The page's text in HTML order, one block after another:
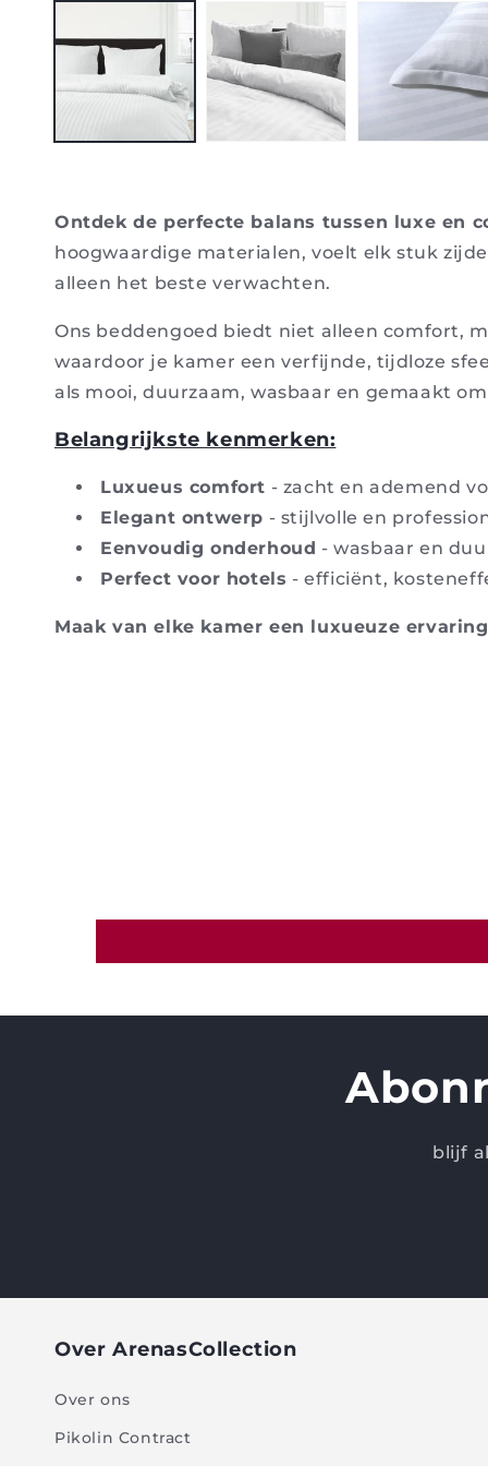
in
modaal
Ontdek de perfecte balans tussen luxe en
hoogwaardige materialen, voelt elk stuk
alleen het beste verwachten.
Ons beddengoed biedt niet alleen comfort,
waardoor je kamer een verfijnde, tijdloze
als mooi, duurzaam, wasbaar en gemaakt
Belangrijkste kenmerken:
Luxueus comfort - zacht en ademend
Elegant ontwerp - stijlvolle en
Eenvoudig onderhoud - wasbaar en
Perfect voor hotels - efficiënt,
Maak van elke kamer een luxueuze
blijf
Over ArenasCollection
Over ons
Pikolin Contract